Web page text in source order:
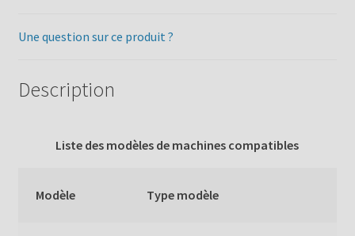
Une question sur ce produit ?
Description
Liste des modèles de machines compatibles
Modèle Type modèle